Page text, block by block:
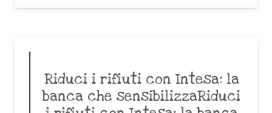
Riduci i rifiuti con Intesa: la
banca che sensibilizzaRiduci